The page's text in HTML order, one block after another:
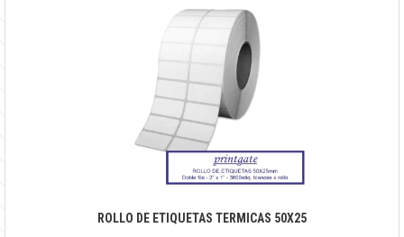
ROLLO DE ETIQUETAS TERMICAS 50X25